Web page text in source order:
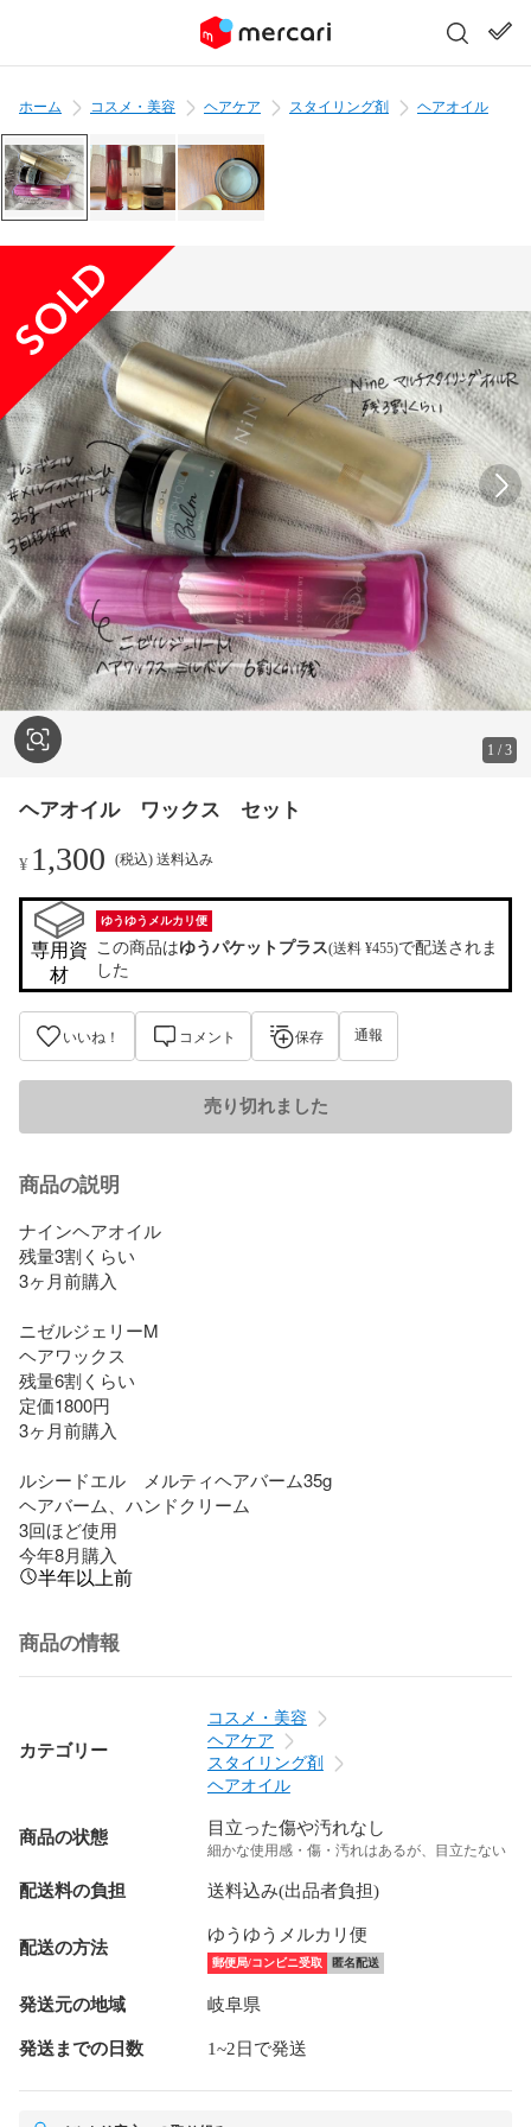
ホーム コスメ・美容 ヘアケア スタイリング剤 ヘアオイル
1 /3
ヘアオイル ワックス セット
¥ 1,300 (税込) 送料込み
専用資
材
ゆうゆうメルカリ便
この商品はゆうパケットプラス(送料 ¥455)で配送されま
した
いいね！ コメント 保存 通報
売り切れました
商品の説明
ナインヘアオイル
残量3割くらい
3ヶ月前購入
ニゼルジェリーM
ヘアワックス
残量6割くらい
定価1800円
3ヶ月前購入
ルシードエル　メルティヘアバーム35g
ヘアバーム、ハンドクリーム
3回ほど使用
今年8月購入
半年以上前
商品の情報
カテゴリー
コスメ・美容
ヘアケア
スタイリング剤
ヘアオイル
商品の状態 目立った傷や汚れなし
細かな使用感・傷・汚れはあるが、目立たない
配送料の負担 送料込み(出品者負担)
配送の方法
ゆうゆうメルカリ便
郵便局/コンビニ受取 匿名配送
発送元の地域 岐阜県
発送までの日数 1~2日で発送